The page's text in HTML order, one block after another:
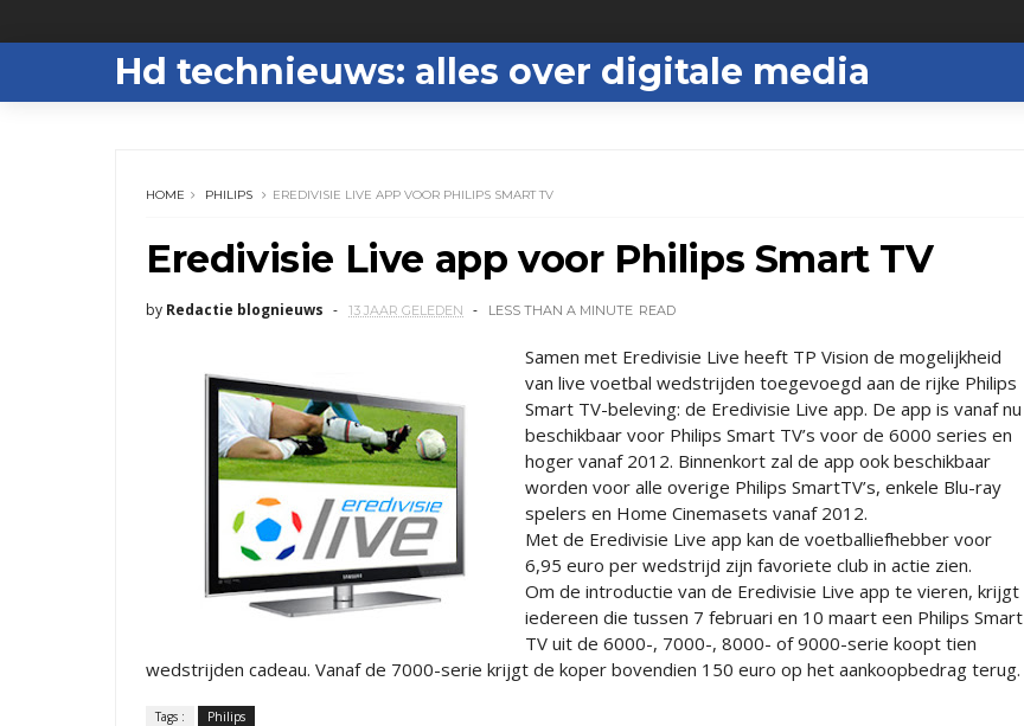
Hd technieuws: alles over digitale media
HOME PHILIPS EREDIVISIE LIVE APP VOOR PHILIPS SMART TV
Eredivisie Live app voor Philips Smart TV
by Redactie blognieuws 13 JAAR GELEDEN LESS THAN A MINUTE READ
Samen met Eredivisie Live heeft TP Vision de mogelijkheid
van live voetbal wedstrijden toegevoegd aan de rijke Philips
Smart TV-beleving: de Eredivisie Live app. De app is vanaf nu
beschikbaar voor Philips Smart TV’s voor de 6000 series en
hoger vanaf 2012. Binnenkort zal de app ook beschikbaar
worden voor alle overige Philips SmartTV’s, enkele Blu-ray
spelers en Home Cinemasets vanaf 2012.
Met de Eredivisie Live app kan de voetballiefhebber voor
6,95 euro per wedstrijd zijn favoriete club in actie zien.
Om de introductie van de Eredivisie Live app te vieren, krijgt
iedereen die tussen 7 februari en 10 maart een Philips Smart
TV uit de 6000-, 7000-, 8000- of 9000-serie koopt tien
wedstrijden cadeau. Vanaf de 7000-serie krijgt de koper bovendien 150 euro op het aankoopbedrag terug.
Tags : Philips